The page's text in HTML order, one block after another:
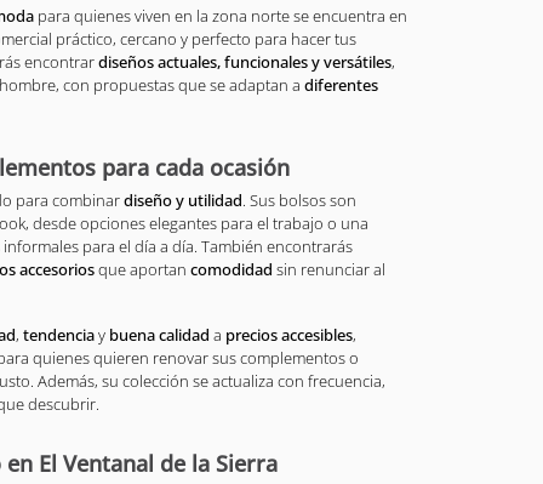
para quienes viven en la zona norte se encuentra en
práctico, cercano y perfecto para hacer tus
encontrardiseños actuales, funcionales y versátiles,
con propuestas que se adaptan a diferentes
para cada ocasión
para combinardiseño y utilidad. Sus bolsos son
desde opciones elegantes para el trabajo o una
para el día a día. También encontrarás
accesoriosque aportan comodidad sin renunciar al
, tendenciay buena calidad a precios accesibles,
quienes quieren renovar sus complementos o
Además, su colección se actualiza con frecuencia,
descubrir.
El Ventanal de la Sierra